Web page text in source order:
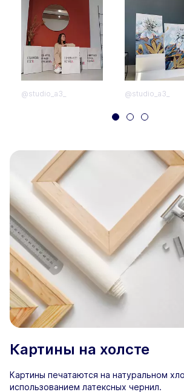
@studio_a3_ @studio_a3_
Картины на холсте
Картины печатаются на натуральном
использованием латексных чернил.